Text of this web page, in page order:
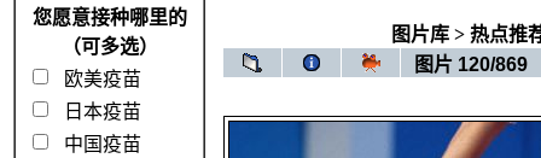
您愿意接种哪里的
（可多选）
欧美疫苗
日本疫苗
中国疫苗
图片库> 热点推
图片 120/869